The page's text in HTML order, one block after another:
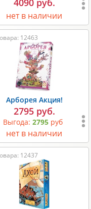
нет в наличии
12463
Арборея Акция!
2795 руб.
Выгода: 2795руб
нет в наличии
12437